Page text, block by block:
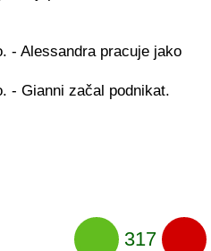
- Alessandra pracuje jako
- Gianni začal podnikat.
317